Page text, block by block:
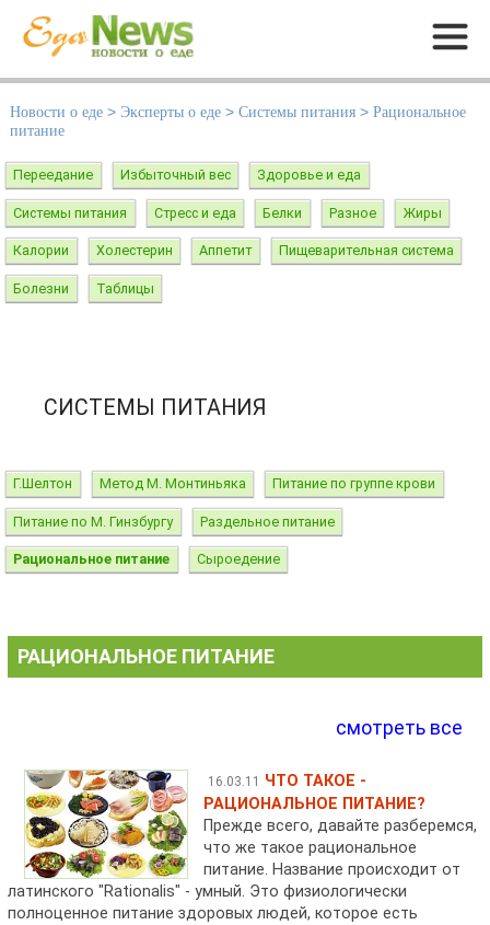
Меню
Новости о еде > Эксперты о еде > Системы питания > Рациональное
питание
Переедание Избыточный вес Здоровье и еда
Системы питания Стресс и еда Белки Разное Жиры
Калории Холестерин Аппетит Пищеварительная система
Болезни Таблицы
СИСТЕМЫ ПИТАНИЯ
Г.Шелтон Метод М. Монтиньяка Питание по группе крови
Питание по М. Гинзбургу Раздельное питание
Рациональное питание Сыроедение
РАЦИОНАЛЬНОЕ ПИТАНИЕ
смотреть все
16.03.11
ЧТО ТАКОЕ -
РАЦИОНАЛЬНОЕ ПИТАНИЕ?
Прежде всего, давайте разберемся,
что же такое рациональное
питание. Название происходит от
латинского "Rationalis" - умный. Это физиологически
полноценное питание здоровых людей, которое есть